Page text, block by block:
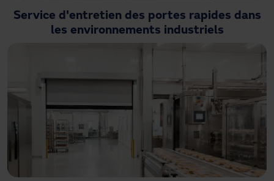
Service d'entretien des portes rapides dans
les environnements industriels